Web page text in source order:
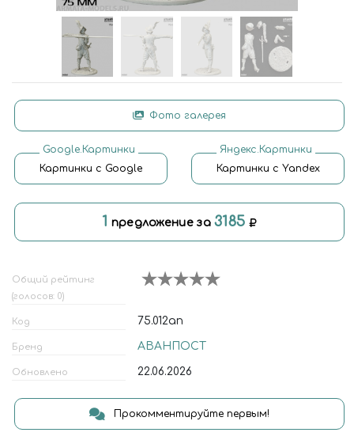
Фото галерея
Google.Картинки
Картинки с Google
Яндекс.Картинки
Картинки с Yandex
1 предложение за3185
Общий рейтинг
(голосов: 0)
Код 75.012ап
Бренд АВАНПОСТ
Обновлено 22.06.2026
Прокомментируйте первым!